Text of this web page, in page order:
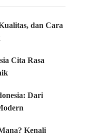
dan Cara
Cita Rasa
Dari
Kenali